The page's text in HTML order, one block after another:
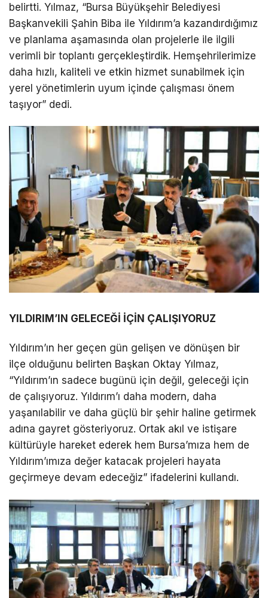
belirtti. Yılmaz, “Bursa Büyükşehir Belediyesi
Başkanvekili Şahin Biba ile Yıldırım’a kazandırdığımız
ve planlama aşamasında olan projelerle ile ilgili
verimli bir toplantı gerçekleştirdik. Hemşehrilerimize
daha hızlı, kaliteli ve etkin hizmet sunabilmek için
yerel yönetimlerin uyum içinde çalışması önem
taşıyor” dedi.
YILDIRIM’IN GELECEĞİ İÇİN ÇALIŞIYORUZ
Yıldırım’ın her geçen gün gelişen ve dönüşen bir
ilçe olduğunu belirten Başkan Oktay Yılmaz,
“Yıldırım’ın sadece bugünü için değil, geleceği için
de çalışıyoruz. Yıldırım’ı daha modern, daha
yaşanılabilir ve daha güçlü bir şehir haline getirmek
adına gayret gösteriyoruz. Ortak akıl ve istişare
kültürüyle hareket ederek hem Bursa’mıza hem de
Yıldırım’ımıza değer katacak projeleri hayata
geçirmeye devam edeceğiz” ifadelerini kullandı.